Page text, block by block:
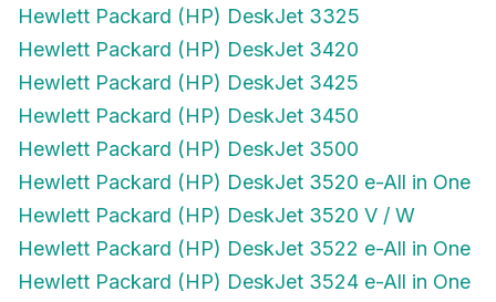
Hewlett Packard (HP) DeskJet 3325
Hewlett Packard (HP) DeskJet 3420
Hewlett Packard (HP) DeskJet 3425
Hewlett Packard (HP) DeskJet 3450
Hewlett Packard (HP) DeskJet 3500
Hewlett Packard (HP) DeskJet 3520 e-All in One
Hewlett Packard (HP) DeskJet 3520 V / W
Hewlett Packard (HP) DeskJet 3522 e-All in One
Hewlett Packard (HP) DeskJet 3524 e-All in One